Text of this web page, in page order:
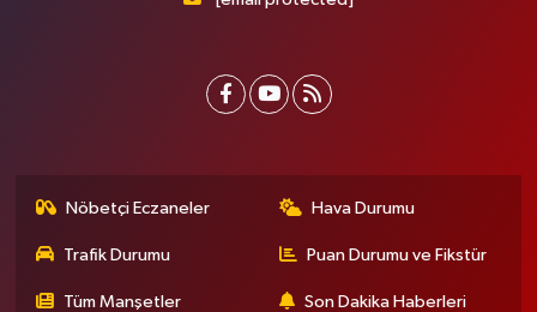
Nöbetçi Eczaneler Hava Durumu
Trafik Durumu Puan Durumu ve Fikstür
Tüm Manşetler Son Dakika Haberleri